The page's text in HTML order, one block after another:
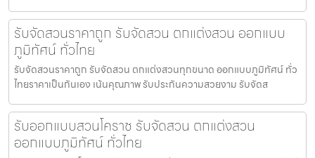
รับจัดสวนราคาถูก รับจัดสวน ตกแต่งสวน ออกแบบ
ภูมิทัศน์ ทั่วไทย
รับจัดสวนราคาถูก รับจัดสวน ตกแต่งสวนทุกขนาด ออกแบบภูมิทัศน์ ทั่ว
ไทยราคาเป็นกันเอง เน้นคุณภาพ รับประกันความสวยงาม รับจัดส
รับออกแบบสวนโคราช รับจัดสวน ตกแต่งสวน
ออกแบบภูมิทัศน์ ทั่วไทย